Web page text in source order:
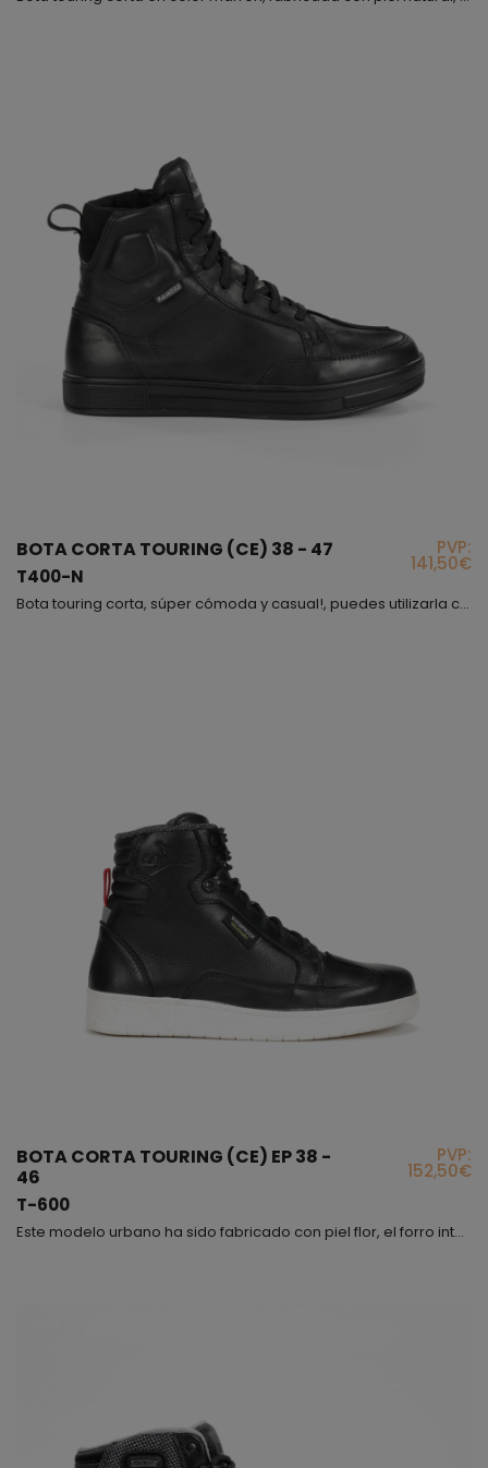
BOTA CORTA TOURING (CE) 38 - 47
T400-N
PVP:
141,50€
Bota touring corta, súper cómoda y casual!, puedes utilizarla con cualquier tipo de ropa, la hemos combinado con una suela de diferente color para darle un toque más juvenil, la piel que hemos utilizado es de primera calidad y muy flexible, además, el forro interior es textil de alta resistencia; el cierre es mediante cremallera y velcro lateral, también observaras que va equipada con cordoneras a las que puedes dar uso o no, lo dejamos a tu elección y por supuesto y ...
BOTA CORTA TOURING (CE) EP 38 -
46
T-600
PVP:
152,50€
Este modelo urbano ha sido fabricado con piel flor, el forro interior lleva incorporada una membrana waterproof, también en el interior encontrareis una plantilla anatómica de alta resistencia y anti-torsión, es importante destacar la suela de este modelo, fabricada con TPU ECOLOGICO de grano de arroz; interiormente hemos protegido los tobillos con protectores de TPU recubiertos con espuma de poliuretano para evitar rozaduras y amortiguar impactos. En la parte exterior o...